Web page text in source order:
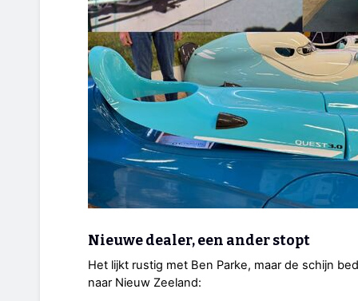
Nieuwe dealer, een ander stopt
Het lijkt rustig met Ben Parke, maar de schijn
naar Nieuw Zeeland: